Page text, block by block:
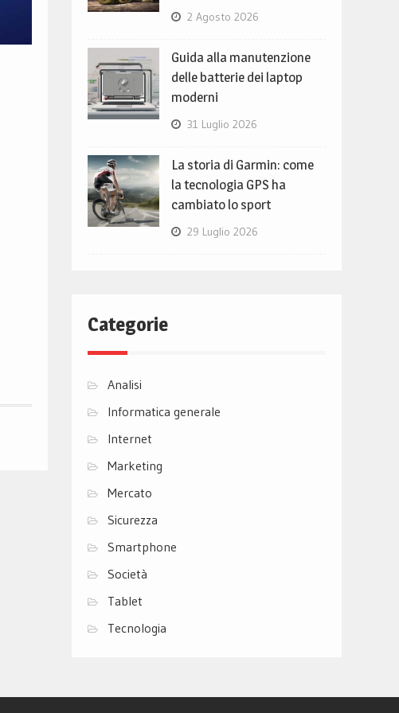
2 Agosto 2026
Guida alla manutenzione
delle batterie dei laptop
moderni
31 Luglio 2026
La storia di Garmin: come
la tecnologia GPS ha
cambiato lo sport
29 Luglio 2026
Categorie
Analisi
Informatica generale
Internet
Marketing
Mercato
Sicurezza
Smartphone
Società
Tablet
Tecnologia